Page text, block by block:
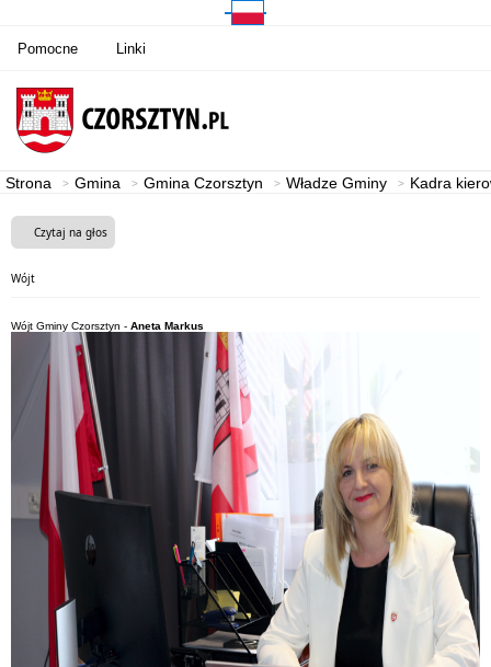
Pomocne Linki
Strona Gmina Gmina Czorsztyn Władze Gminy Kadra
Czytaj na głos
Wójt
Wójt Gminy Czorsztyn - Aneta Markus